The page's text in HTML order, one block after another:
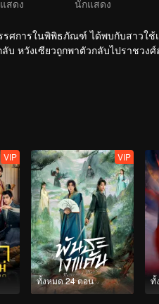
สดง
นักแสดง
รศการในพิพิธภัณฑ์ ได้พบกับสาวใ
บ หวังเซียวถูกพาตัวกลับไปราชว
VIP
ทั้งหมด 24 ตอน
VIP
ทั้